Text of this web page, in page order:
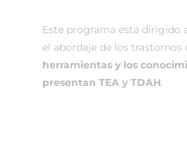
Este programa está dirigido
el abordaje de los
herramientas y los
presentan TEA y TDAH.